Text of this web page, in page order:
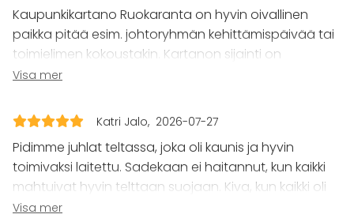
Evenemang
Fest
Spa / relax / bastu
Möte
Mässa / Utställning
Föreställning / show
Rekreation
Stuga / boende
Kaupunkikartano Ruokaranta on hyvin oivallinen
paikka pitää esim. johtoryhmän kehittämispäivää tai
toimielimen kokoustakin. Kartanon sijainti on
erinomainen, lähellä kaupunkia, FÖLI-yhteydet, aivan
monenlaista ratkaisua pienemmälle tai isommallekin
henkilömäärälle. Catering-palvelut ovat huippua!
Kokonaisvaltainen vahva suositus!
Visa mer
Katri Jalo 2026-07-27
Pidimme juhlat teltassa, joka oli kaunis ja hyvin
toimivaksi laitettu. Sadekaan ei haitannut, kun kaikki
mahtuivat hyvin telttaan suojaan. Kiva, kun kaikki oli
valmiina. Pihapiiri koivuineen ja rantasauna, palju ja
Visa mer